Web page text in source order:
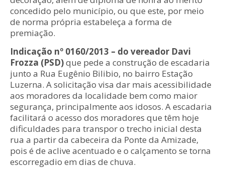
concedido pelo município, ou que este, por meio
de norma própria estabeleça a forma de
premiação.
Indicação nº 0160/2013 – do vereador Davi
Frozza (PSD)que pede a construção de escadaria
junto a Rua Eugênio Bilibio, no bairro Estação
Luzerna. A solicitação visa dar mais acessibilidade
aos moradores da localidade bem como maior
segurança, principalmente aos idosos. A escadaria
facilitará o acesso dos moradores que têm hoje
dificuldades para transpor o trecho inicial desta
rua a partir da cabeceira da Ponte da Amizade,
pois é de aclive acentuado e o calçamento se torna
escorregadio em dias de chuva.